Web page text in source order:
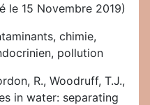
le 15 Novembre 2019)
chimie,
pollution
R., Woodruff, T.J.,
in water: separating